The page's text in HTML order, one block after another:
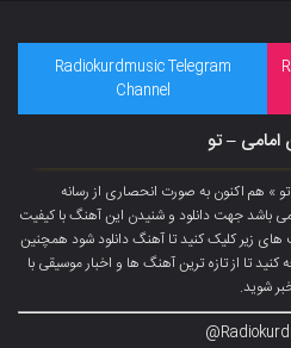
Radiokurdmusic Telegram
Channel
امامی – تو
» هم اکنون به صورت انحصاری از رسانه
جهت دانلود و شنیدن این آهنگ با کیفیت
از تب های زیر کلیک کنید تا آهنگ دانلود شود همچنین
کنید تا از تازه ترین آهنگ ها و اخبار موسیقی با
شوید.